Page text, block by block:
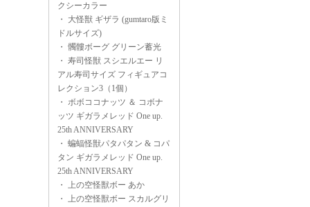
クシーカラー
・ 大怪獣 ギザラ (gumtaro版ミ
ドルサイズ)
・ 髑髏ボーグ グリーン蓄光
・ 寿司怪獣 スシエルエー リ
アル寿司サイズ フィギュアコ
レクション3（1個）
・ ボボココナッツ ＆ コボナ
ッツ ギガラメレッド One up.
25th ANNIVERSARY
・ 蝙蝠怪獣パタパタン & コパ
タン ギガラメレッド One up.
25th ANNIVERSARY
・ 上の空怪獣ボー あか
・ 上の空怪獣ボー スカルグリ